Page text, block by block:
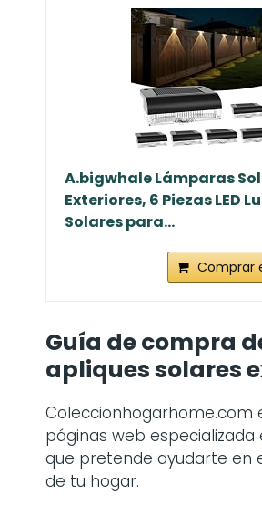
A.bigwhale Lámparas
Exteriores, 6 Piezas LED
Solares para...
Comprar
Guía de compra
apliques solares
Coleccionhogarhome.com
páginas web especializada
que pretende ayudarte en
de tu hogar.